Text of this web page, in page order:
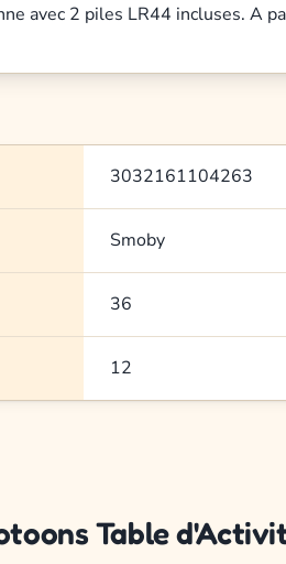
avec 2 piles LR44 incluses. A
3032161104263
Smoby
36
12
Table